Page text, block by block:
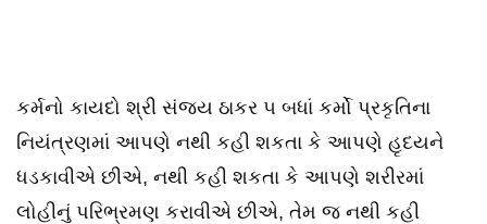
કર્મનો કાયદો શ્રી સંજય ઠાકર ૫ બધાં કર્મો પ્રકૃતિના
નિયંત્રણમાં આપણે નથી કહી શકતા કે આપણે હૃદયને
ધડકાવીએ છીએ, નથી કહી શકતા કે આપણે શરીરમાં
લોહીનું પરિભ્રમણ કરાવીએ છીએ, તેમ જ નથી કહી